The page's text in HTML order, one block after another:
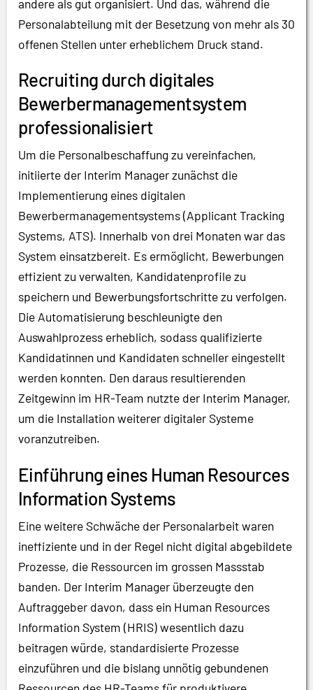
andere als gut organisiert. Und das, während die
Personalabteilung mit der Besetzung von mehr als 30
offenen Stellen unter erheblichem Druck stand.
Recruiting durch digitales
Bewerbermanagementsystem
professionalisiert
Um die Personalbeschaffung zu vereinfachen,
initiierte der Interim Manager zunächst die
Implementierung eines digitalen
Bewerbermanagementsystems (Applicant Tracking
Systems, ATS). Innerhalb von drei Monaten war das
System einsatzbereit. Es ermöglicht, Bewerbungen
effizient zu verwalten, Kandidatenprofile zu
speichern und Bewerbungsfortschritte zu verfolgen.
Die Automatisierung beschleunigte den
Auswahlprozess erheblich, sodass qualifizierte
Kandidatinnen und Kandidaten schneller eingestellt
werden konnten. Den daraus resultierenden
Zeitgewinn im HR-Team nutzte der Interim Manager,
um die Installation weiterer digitaler Systeme
voranzutreiben.
Einführung eines Human Resources
Information Systems
Eine weitere Schwäche der Personalarbeit waren
ineffiziente und in der Regel nicht digital abgebildete
Prozesse, die Ressourcen im grossen Massstab
banden. Der Interim Manager überzeugte den
Auftraggeber davon, dass ein Human Resources
Information System (HRIS) wesentlich dazu
beitragen würde, standardisierte Prozesse
einzuführen und die bislang unnötig gebundenen